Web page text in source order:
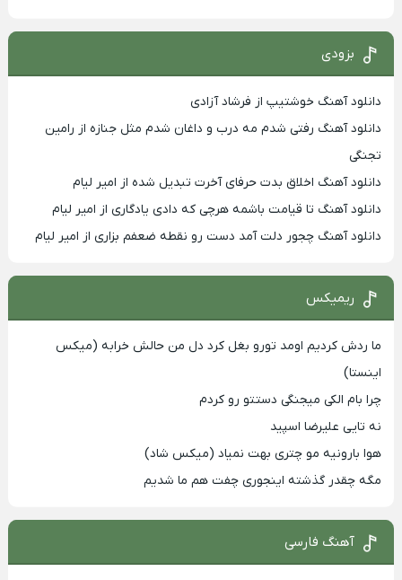
بزودی
دانلود آهنگ خوشتیپ از فرشاد آزادی
دانلود آهنگ رفتی شدم مه درب و داغان شدم مثل جنازه از رامین
تجنگی
دانلود آهنگ اخلاق بدت حرفای آخرت تبدیل شده از امیر لیام
دانلود آهنگ تا قیامت باشمه هرچی که دادی یادگاری از امیر لیام
دانلود آهنگ چجور دلت آمد دست رو نقطه ضعفم بزاری از امیر لیام
ریمیکس
ما ردش کردیم اومد تورو بغل کرد دل من حالش خرابه (میکس
اینستا)
چرا بام الکی میجنگی دستتو رو کردم
نه تایی علیرضا اسپید
هوا بارونیه مو چتری بهت نمیاد (میکس شاد)
مگه چقدر گذشته اینجوری چفت هم ما شدیم
آهنگ فارسی